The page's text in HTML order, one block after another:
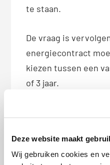
Deze website maakt
Wij gebruiken cookies en
te staan.
De vraag is
energiecontract
kiezen tussen een
of 3 jaar.
Met een vast
te maken als de
kun je eventueel